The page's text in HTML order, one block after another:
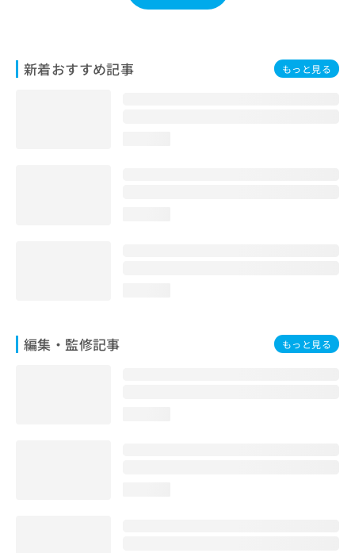
新着おすすめ記事 もっと見る
編集・監修記事 もっと見る
わ